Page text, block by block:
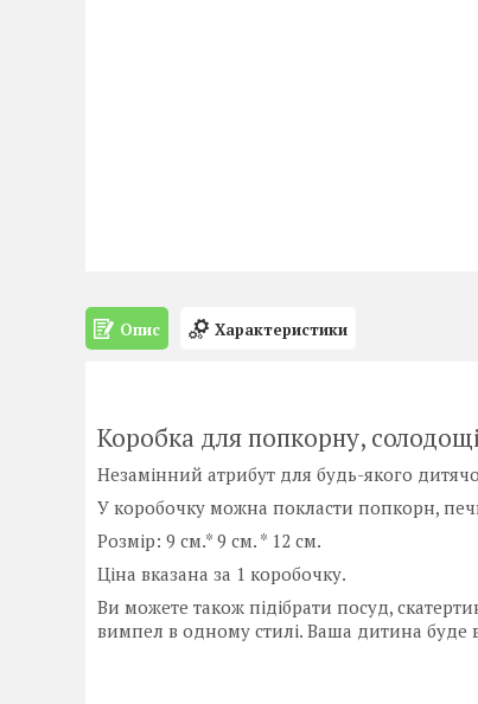
Опис Характеристики
Коробка для попкорну,
Незамінний атрибут для будь-якого
У коробочку можна покласти попкорн,
Розмір: 9 см.* 9 см. * 12 см.
Ціна вказана за 1 коробочку.
Ви можете також підібрати посуд,
вимпел в одному стилі. Ваша дитина буде в